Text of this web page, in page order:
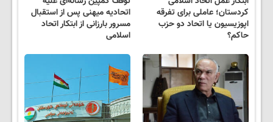
کردستان؛ عاملی برای تفرقه
اپوزیسیون یا اتحاد دو حزب
حاکم؟
اتحادیه میهنی پس از استقبال
مسرور بارزانی از ابتکار اتحاد
اسلامی